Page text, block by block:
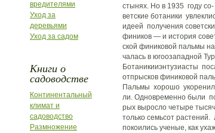
вредителями
Уход за
деревьями
Уход за садом
Книги о
садоводстве
Континентальный
климат и
садоводство
Размножение
стынях. Но в 1935 году со-
ветские ботаники
идеей получения
фиников — и история
ской финиковой пальмы
чалась в югоозападной
Ботаникииэнтузиасты
отпрысков финиковой
Пальмы хорошо
ли. Одновременно были
рых выросло четыре
только семьсот растений.
покоились ученые, как